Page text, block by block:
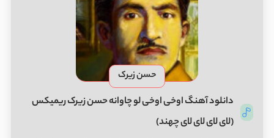
حسن زیرک
دانلود آهنگ اوخی اوخی لو چاوانه حسن زیرک ریمیکس
(ﻟﺎی ﻟﺎی ﻟﺎی ﻟﺎی ﭼﻬﻨﺪ)